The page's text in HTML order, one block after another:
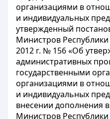
организациями в
и индивидуальных
утвержденный
Министров
2012 г. № 156 «Об
административных
государственными
организациями в
и индивидуальных
внесении дополнения
Министров